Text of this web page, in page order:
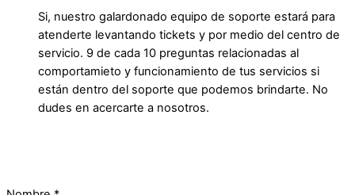
Si, nuestro galardonado equipo de soporte estará para
atenderte levantando tickets y por medio del centro de
servicio. 9 de cada 10 preguntas relacionadas al
comportamieto y funcionamiento de tus servicios si
están dentro del soporte que podemos brindarte. No
dudes en acercarte a nosotros.